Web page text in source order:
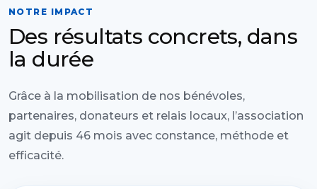
NOTRE IMPACT
Des résultats concrets, dans
la durée
Grâce à la mobilisation de nos bénévoles,
partenaires, donateurs et relais locaux, l’association
agit depuis 46 mois avec constance, méthode et
efficacité.